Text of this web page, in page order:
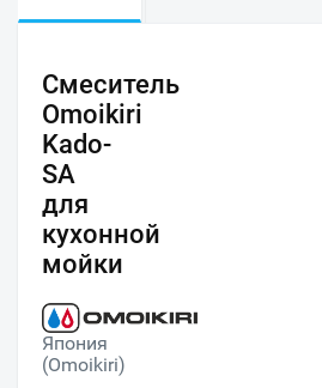
Смеситель
Omoikiri
Kado-
SA
для
кухонной
мойки
Япония
(Omoikiri)